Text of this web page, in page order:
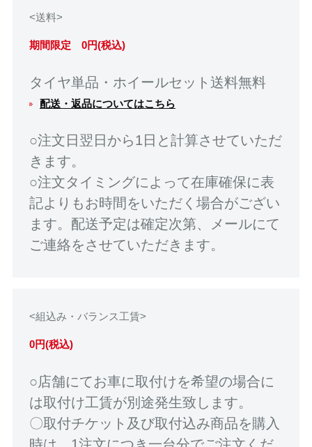
<送料>
期間限定 0円(税込)
タイヤ単品・ホイールセット送料無料
配送・返品についてはこちら
○注文日翌日から1日と計算させていただ
きます。
○注文タイミングによって在庫確保に表
記よりもお時間をいただく場合がござい
ます。配送予定は確定次第、メールにて
ご連絡をさせていただきます。
<組込み・バランス工賃>
0円(税込)
○店舗にてお車に取付けを希望の場合に
は取付け工賃が別途発生致します。
〇取付チケット及び取付込み商品を購入